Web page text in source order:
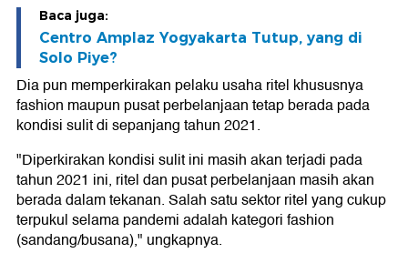
Baca juga:
Centro Amplaz Yogyakarta Tutup, yang di
Solo Piye?
Dia pun memperkirakan pelaku usaha ritel khususnya
fashion maupun pusat perbelanjaan tetap berada pada
kondisi sulit di sepanjang tahun 2021.
"Diperkirakan kondisi sulit ini masih akan terjadi pada
tahun 2021 ini, ritel dan pusat perbelanjaan masih akan
berada dalam tekanan. Salah satu sektor ritel yang cukup
terpukul selama pandemi adalah kategori fashion
(sandang/busana)," ungkapnya.